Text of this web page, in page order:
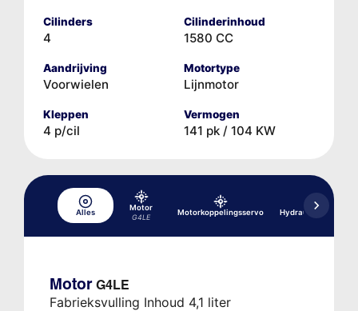
Cilinders
4
Cilinderinhoud
1580 CC
Aandrijving
Voorwielen
Motortype
Lijnmotor
Kleppen
4 p/cil
Vermogen
141 pk / 104 KW
Alles
Motor
G4LE
Motorkoppelingsservo Hydraulisch
Motor G4LE
Fabrieksvulling Inhoud 4,1 liter